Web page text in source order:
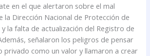
en el que alertaron sobre el mal
la Dirección Nacional de Protección de
la falta de actualización del Registro de
señalaron los peligros de pensar
privado como un valor y llamaron a crear